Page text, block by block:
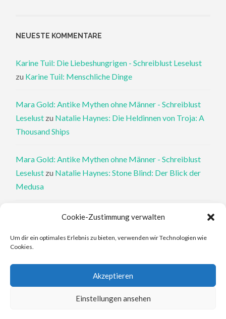
Cookie-Zustimmung verwalten
Um dir ein optimales Erlebnis zu bieten, verwenden wir Technologien wie
Cookies.
Akzeptieren
Einstellungen ansehen
NEUESTE KOMMENTARE
Karine Tuil: Die Liebeshungrigen - Schreiblust Leselust
zu Karine Tuil: Menschliche Dinge
Mara Gold: Antike Mythen ohne Männer - Schreiblust
Leselust zu Natalie Haynes: Die Heldinnen von Troja: A
Thousand Ships
Mara Gold: Antike Mythen ohne Männer - Schreiblust
Leselust zu Natalie Haynes: Stone Blind: Der Blick der
Medusa
Philippa Perry: Die Therapeutin und ihre Mörder: Dr. Pat
Philippa Perry: Das Buch, von dem du dir wünschst, deine
Elena Ferrante: An den Rändern - Schreiblust Leselust
Elena Ferrante: Die Geschichte des verlorenen Kindes